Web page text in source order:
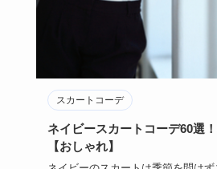
スカートコーデ
ネイビースカートコーデ60選
【おしゃれ】